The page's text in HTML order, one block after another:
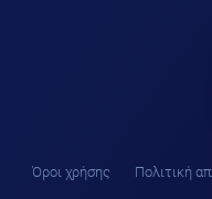
Όροι χρήσης Πολιτική